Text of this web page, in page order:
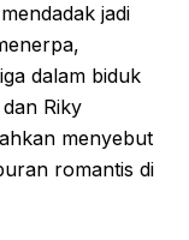
jadi
dalam biduk
Riky
menyebut
romantis di